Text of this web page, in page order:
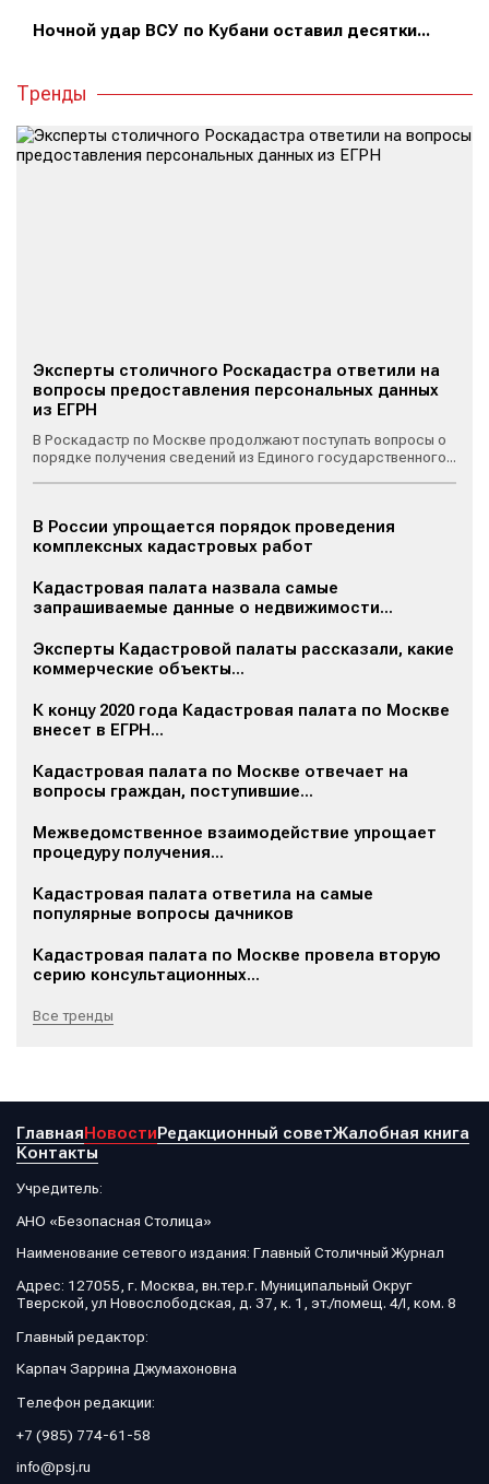
Ночной удар ВСУ по Кубани оставил десятки...
Тренды
Эксперты столичного Роскадастра ответили на
вопросы предоставления персональных данных
из ЕГРН
В Роскадастр по Москве продолжают поступать вопросы о
порядке получения сведений из Единого государственного...
В России упрощается порядок проведения
комплексных кадастровых работ
Кадастровая палата назвала самые
запрашиваемые данные о недвижимости...
Эксперты Кадастровой палаты рассказали, какие
коммерческие объекты...
К концу 2020 года Кадастровая палата по Москве
внесет в ЕГРН...
Кадастровая палата по Москве отвечает на
вопросы граждан, поступившие...
Межведомственное взаимодействие упрощает
процедуру получения...
Кадастровая палата ответила на самые
популярные вопросы дачников
Кадастровая палата по Москве провела вторую
серию консультационных...
Все тренды
ГлавнаяНовостиРедакционный советЖалобная книга
Контакты
Учредитель:
АНО «Безопасная Столица»
Наименование сетевого издания: Главный Столичный Журнал
Адрес: 127055, г. Москва, вн.тер.г. Муниципальный Округ
Тверской, ул Новослободская, д. 37, к. 1, эт./помещ. 4/I, ком. 8
Главный редактор:
Карпач Заррина Джумахоновна
Телефон редакции:
+7 (985) 774-61-58
info@psj.ru